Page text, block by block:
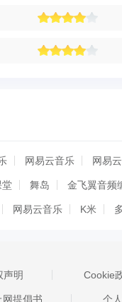
网易云音乐 网易
堂 舞岛 金飞翼音频
网易云音乐 K米
虾米音乐 百度音乐
声明 Cookie
网提倡书 个